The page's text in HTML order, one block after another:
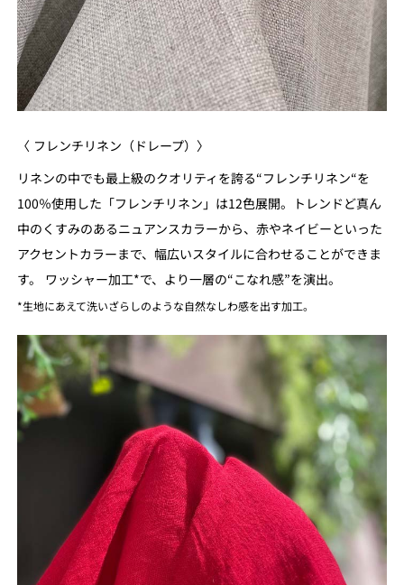
〈 フレンチリネン（ドレープ）〉
リネンの中でも最上級のクオリティを誇る“フレンチリネン“を
100％使用した「フレンチリネン」は12色展開。トレンドど真ん
中のくすみのあるニュアンスカラーから、赤やネイビーといった
アクセントカラーまで、幅広いスタイルに合わせることができま
す。 ワッシャー加工*で、より一層の“こなれ感”を演出。
*生地にあえて洗いざらしのような自然なしわ感を出す加工。